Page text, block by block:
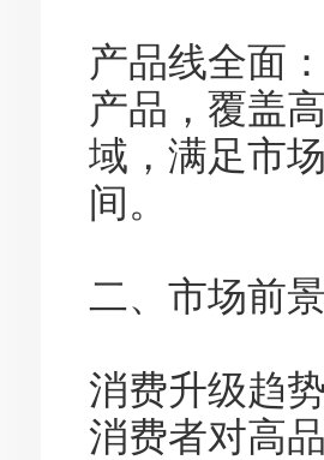
产品线全面
产品，覆盖
域，满足市
间。
二、市场前
消费升级趋
消费者对高